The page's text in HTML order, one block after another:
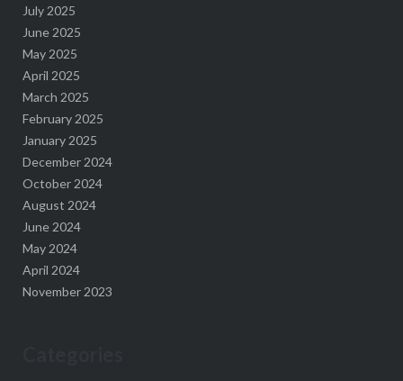
July 2025
June 2025
May 2025
April 2025
March 2025
February 2025
January 2025
December 2024
October 2024
August 2024
June 2024
May 2024
April 2024
November 2023